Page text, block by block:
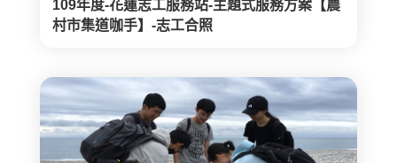
109年度-花蓮志工服務站-主題式服務方案【農
村市集道咖手】-志工合照